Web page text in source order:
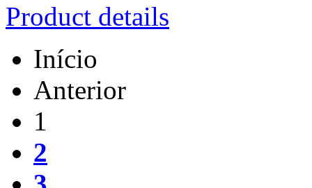
Product details
Início
Anterior
1
2